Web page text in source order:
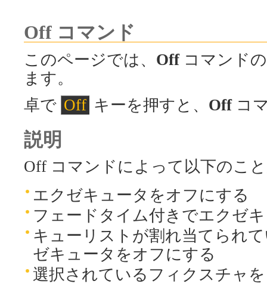
Off コマンド
このページでは、 Offコマンド
ます。
卓で Off キーを押すと、 Offコ
説明
Off コマンドによって以下のこ
エクゼキュータをオフにする
フェードタイム付きでエクゼ
キューリストが割れ当てられ
ゼキュータをオフにする
選択されているフィクスチャ